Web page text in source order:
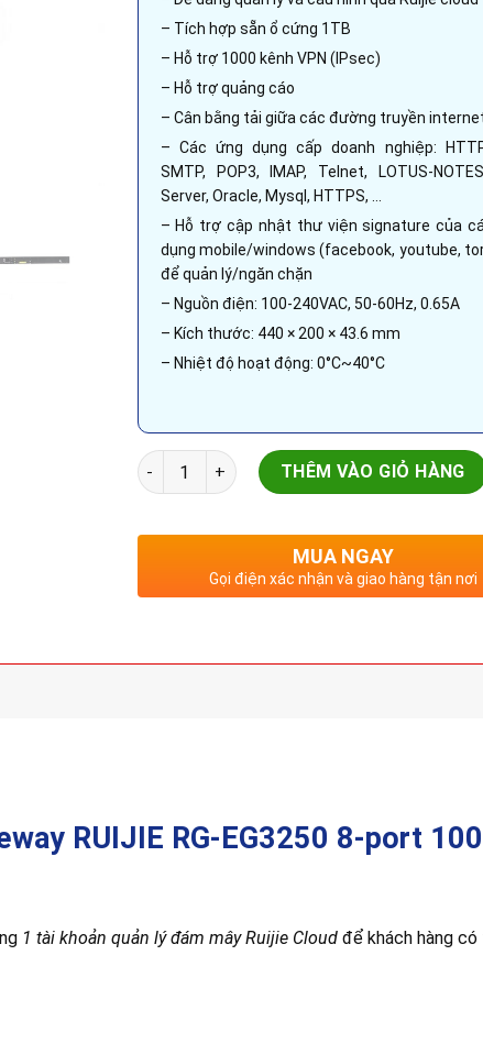
– Tích hợp sẵn ổ cứng 1TB
– Hỗ trợ 1000 kênh VPN (IPsec)
– Hỗ trợ quảng cáo
– Cân bằng tải giữa các đường truyền
– Các ứng dụng cấp doanh nghiệp:
SMTP, POP3, IMAP, Telnet, LOTUS-
Server, Oracle, Mysql, HTTPS, …
– Hỗ trợ cập nhật thư viện signature của
dụng mobile/windows (facebook, youtube,
để quản lý/ngăn chặn
– Nguồn điện: 100-240VAC, 50-60Hz, 0.65A
– Kích thước: 440 × 200 × 43.6 mm
– Nhiệt độ hoạt động: 0°C~40°C
Smart Gateway | RUIJIE RG-EG3250 | 8-port
THÊM VÀO GIỎ HÀNG
MUA NGAY
Gọi điện xác nhận và giao hàng tận nơi
RUIJIE RG-EG3250 8-port
1 tài khoản quản lý đám mây Ruijie Cloudđể khách hàng có